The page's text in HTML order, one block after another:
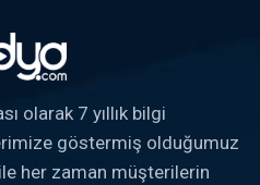
olarak 7 yıllık bilgi
göstermiş olduğumuz
her zaman müşterilerin